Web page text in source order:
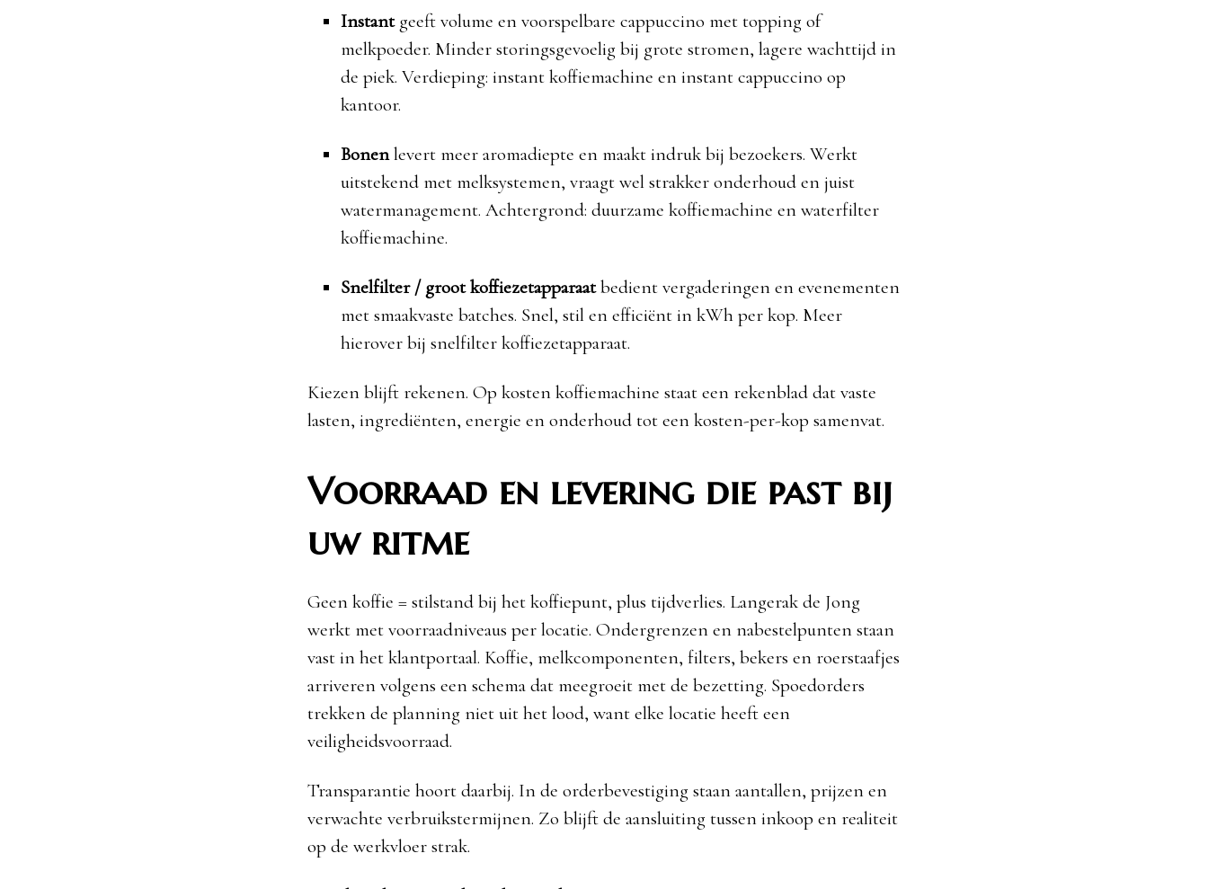
Instantgeeft volume en voorspelbare cappuccino met topping of
melkpoeder. Minder storingsgevoelig bij grote stromen, lagere wachttijd in
de piek. Verdieping: instant koffiemachine en instant cappuccino op
kantoor.
Bonenlevert meer aromadiepte en maakt indruk bij bezoekers. Werkt
uitstekend met melksystemen, vraagt wel strakker onderhoud en juist
watermanagement. Achtergrond: duurzame koffiemachine en waterfilter
koffiemachine.
Snelfilter /groot koffiezetapparaatbedient vergaderingen en evenementen
met smaakvaste batches. Snel, stil en efficiënt in kWh per kop. Meer
hierover bij snelfilter koffiezetapparaat.
Kiezen blijft rekenen. Op kosten koffiemachine staat een rekenblad dat vaste
lasten, ingrediënten, energie en onderhoud tot een kosten-per-kop samenvat.
Voorraad en levering die past bij
uw ritme
Geen koffie = stilstand bij het koffiepunt, plus tijdverlies. Langerak de Jong
werkt met voorraadniveaus per locatie. Ondergrenzen en nabestelpunten staan
vast in het klantportaal. Koffie, melkcomponenten, filters, bekers en roerstaafjes
arriveren volgens een schema dat meegroeit met de bezetting. Spoedorders
trekken de planning niet uit het lood, want elke locatie heeft een
veiligheidsvoorraad.
Transparantie hoort daarbij. In de orderbevestiging staan aantallen, prijzen en
verwachte verbruikstermijnen. Zo blijft de aansluiting tussen inkoop en realiteit
op de werkvloer strak.